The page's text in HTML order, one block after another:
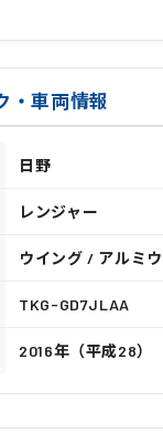
・車両情報
日野
レンジャー
ウイング / アルミ
TKG-GD7JLAA
2016年（平成28）